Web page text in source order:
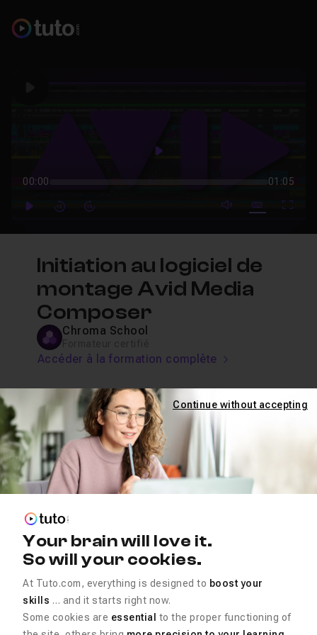
Play
00:00 01:05
PlayForwardForward mute video
Subtitles
Initiation au logiciel de
montage Avid Media
Composer
Chroma School
Accéder à la formation complète